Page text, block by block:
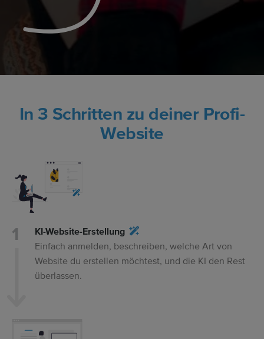
In 3 Schritten zu deiner Profi-
Website
KI-Website-Erstellung
Einfach anmelden, beschreiben, welche Art von
Website du erstellen möchtest, und die KI den Rest
überlassen.